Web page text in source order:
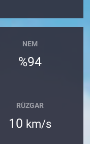
NEM
%94
RÜZGAR
10 km/s